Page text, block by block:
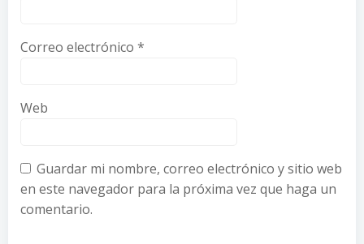
Correo electrónico *
Web
Guardar mi nombre, correo electrónico y sitio web
en este navegador para la próxima vez que haga un
comentario.